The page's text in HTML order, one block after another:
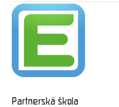
Partnerská škola